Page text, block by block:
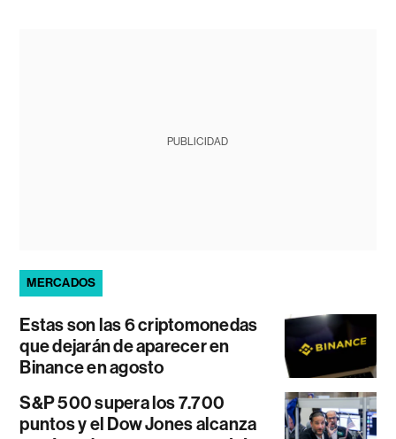
PUBLICIDAD
MERCADOS
Estas son las 6 criptomonedas
que dejarán de aparecer en
Binance en agosto
S&P 500 supera los 7.700
puntos y el Dow Jones alcanza